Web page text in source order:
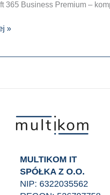
365 Business Premium –
»
MULTIKOM IT
SPÓŁKA Z O.O.
NIP: 6322035562